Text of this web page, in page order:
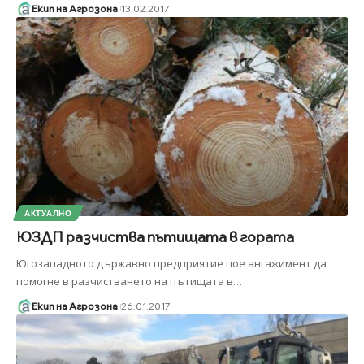
Екип на Агрозона 13.02.2017
АКТУАЛНО
ЮЗДП разчиства пътищата в гората
Югозападното държавно предприятие пое ангажимент да
помогне в разчистването на пътищата в…
Екип на Агрозона 26.01.2017